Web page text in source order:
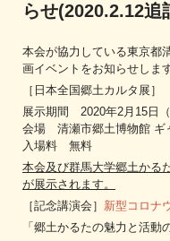
らせ(2020.2.12追
本会が協力している東京都
画イベントをお知らせします
［日本全国郷土カルタ展］
展示期間 2020年2月15日（
会場 清瀬市郷土博物館 ギ
入場料 無料
本会及び群馬大学郷土かる
が展示されます。
［記念講演会］ 新型コロナ
「郷土かるたの魅力と活動